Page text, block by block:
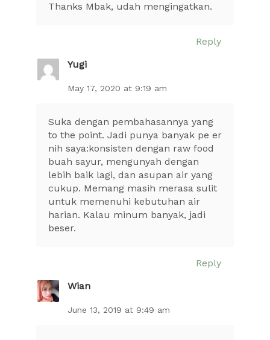
Thanks Mbak, udah mengingatkan.
Reply
Yugi
May 17, 2020 at 9:19 am
Suka dengan pembahasannya yang
to the point. Jadi punya banyak pe er
nih saya:konsisten dengan raw food
buah sayur, mengunyah dengan
lebih baik lagi, dan asupan air yang
cukup. Memang masih merasa sulit
untuk memenuhi kebutuhan air
harian. Kalau minum banyak, jadi
beser.
Reply
Wian
June 13, 2019 at 9:49 am